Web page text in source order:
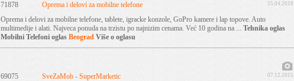
71878 Oprema i delovi za mobilne telefone 25.04.2018
Oprema i delovi za mobilne telefone, tablete, igracke konzole, GoPro kamere i lap topove. Auto
multimedije i alati. Najveca ponuda na trzistu po najnizim cenama. Već 10 godina na ... Tehnika oglas
Mobilni Telefoni oglas Beograd Više o oglasu
69075 SveZaMob - SuperMarketic 07.12.2015